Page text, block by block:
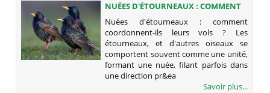
NUÉES D'ÉTOURNEAUX : COMMENT
COORDONNENT-ILS LEURS VOLS ?
Nuées d'étourneaux : comment
coordonnent-ils leurs vols ? Les
étourneaux, et d'autres oiseaux se
comportent souvent comme une unité,
formant une nuée, filant parfois dans
une direction pr&ea
Savoir plus...